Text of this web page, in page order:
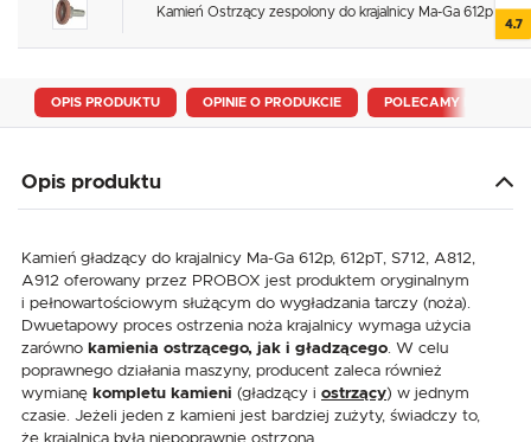
Kamień Ostrzący zespolony do krajalnicy Ma-Ga 612p
OPIS PRODUKTU OPINIE O PRODUKCIE POLECAMY RÓWNIEŻ
Opis produktu
Kamień gładzący do krajalnicy Ma-Ga 612p, 612pT, S712, A812,
A912 oferowany przez PROBOX jest produktem oryginalnym
i pełnowartościowym służącym do wygładzania tarczy (noża).
Dwuetapowy proces ostrzenia noża krajalnicy wymaga użycia
zarówno kamienia ostrzącego, jak i gładzącego . W celu
poprawnego działania maszyny, producent zaleca również
wymianę kompletu kamieni (gładzący i ostrzący) w jednym
czasie. Jeżeli jeden z kamieni jest bardziej zużyty, świadczy to,
że krajalnica była niepoprawnie ostrzona.
4.7